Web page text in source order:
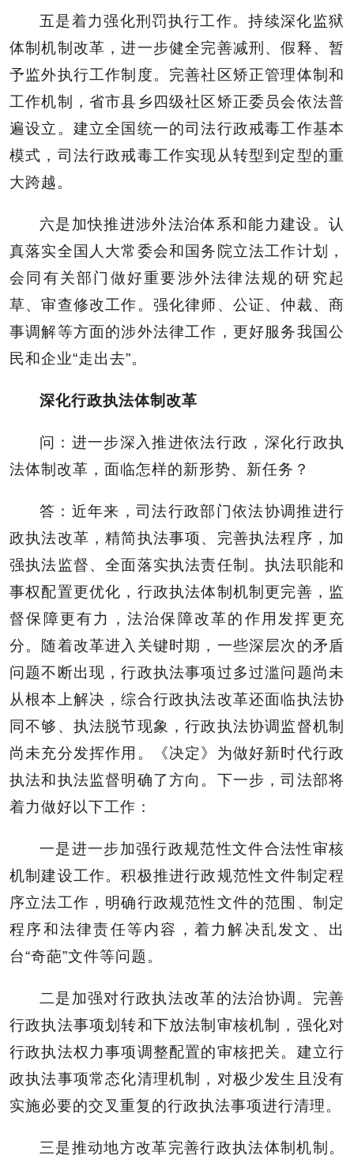
五是着力强化刑罚执行工作。持续深化监狱
体制机制改革，进一步健全完善减刑、假释、暂
予监外执行工作制度。完善社区矫正管理体制和
工作机制，省市县乡四级社区矫正委员会依法普
遍设立。建立全国统一的司法行政戒毒工作基本
模式，司法行政戒毒工作实现从转型到定型的重
大跨越。
六是加快推进涉外法治体系和能力建设。认
真落实全国人大常委会和国务院立法工作计划，
会同有关部门做好重要涉外法律法规的研究起
草、审查修改工作。强化律师、公证、仲裁、商
事调解等方面的涉外法律工作，更好服务我国公
民和企业“走出去”。
深化行政执法体制改革
问：进一步深入推进依法行政，深化行政执
法体制改革，面临怎样的新形势、新任务？
答：近年来，司法行政部门依法协调推进行
政执法改革，精简执法事项、完善执法程序，加
强执法监督、全面落实执法责任制。执法职能和
事权配置更优化，行政执法体制机制更完善，监
督保障更有力，法治保障改革的作用发挥更充
分。随着改革进入关键时期，一些深层次的矛盾
问题不断出现，行政执法事项过多过滥问题尚未
从根本上解决，综合行政执法改革还面临执法协
同不够、执法脱节现象，行政执法协调监督机制
尚未充分发挥作用。《决定》为做好新时代行政
执法和执法监督明确了方向。下一步，司法部将
着力做好以下工作：
一是进一步加强行政规范性文件合法性审核
机制建设工作。积极推进行政规范性文件制定程
序立法工作，明确行政规范性文件的范围、制定
程序和法律责任等内容，着力解决乱发文、出
台“奇葩”文件等问题。
二是加强对行政执法改革的法治协调。完善
行政执法事项划转和下放法制审核机制，强化对
行政执法权力事项调整配置的审核把关。建立行
政执法事项常态化清理机制，对极少发生且没有
实施必要的交叉重复的行政执法事项进行清理。
三是推动地方改革完善行政执法体制机制。